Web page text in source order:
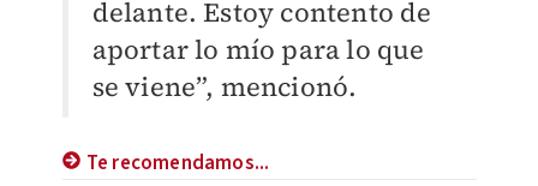
delante. Estoy contento de
aportar lo mío para lo que
se viene”, mencionó.
Te recomendamos...